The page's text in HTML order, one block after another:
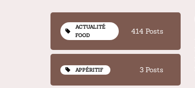
ACTUALITÉ
FOOD
414 Posts
APPÉRITIF 3 Posts